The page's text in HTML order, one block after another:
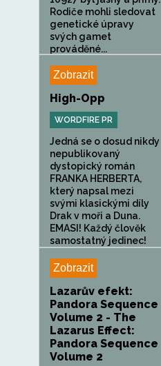
Rodiče mohli sledovat
genetické úpravy
svých gamet
prováděné...
Zobrazit
High-Opp
WORDFIRE PR
Jedná se o dosud nikdy
nepublikovaný
dystopický román
FRANKA HERBERTA,
který napsal mezi
svými klasickými díly
Drak v moři a Duna.
EMASI! Každý člověk
samostatný jedinec!
Zobrazit
Lazarův efekt:
Pandora Sequence
Volume 2 - The
Lazarus Effect:
Pandora Sequence
Volume 2